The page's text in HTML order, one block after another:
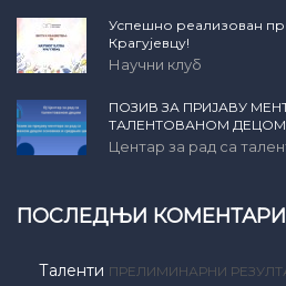
Успешно реализован
Крагујевцу!
Научни клуб
ПОЗИВ ЗА ПРИЈАВУ
ТАЛЕНТОВАНОМ ДЕЦОМ
Центар за рад са
ПОСЛЕДЊИ КОМЕНТАРИ
Таленти ПРЕЛИМИНАРНИ